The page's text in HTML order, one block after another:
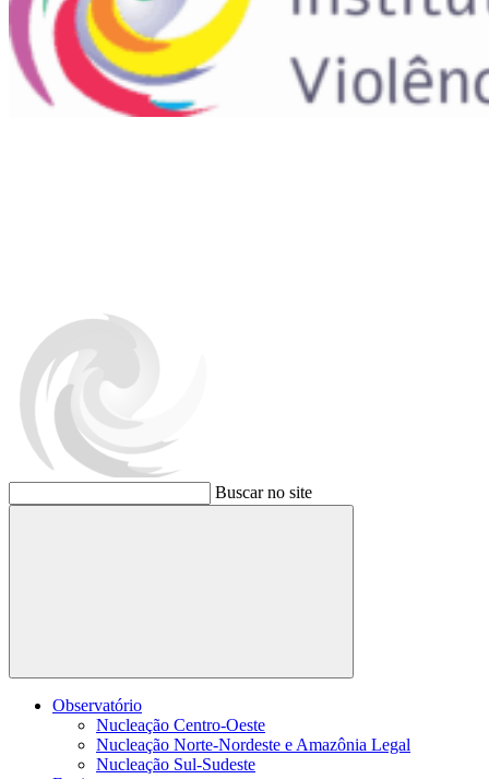
Buscar no site
Buscar
Observatório
Nucleação Centro-Oeste
Nucleação Norte-Nordeste e Amazônia Legal
Nucleação Sul-Sudeste